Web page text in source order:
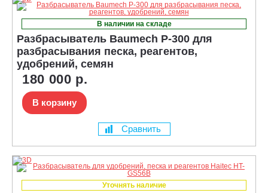
В наличии на складе
Разбрасыватель Baumech P-300 для
разбрасывания песка, реагентов,
удобрений, семян
180 000 р.
В корзину
Сравнить
Уточнять наличие